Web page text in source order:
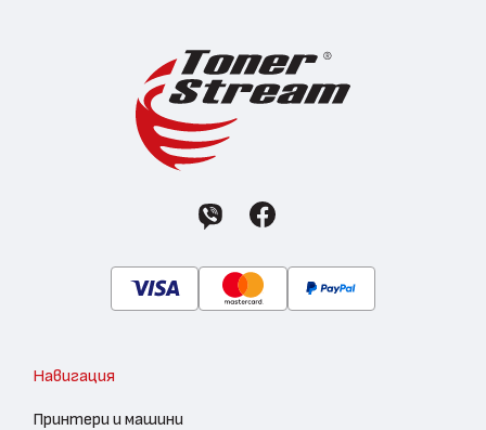
Навигация
Принтери и машини